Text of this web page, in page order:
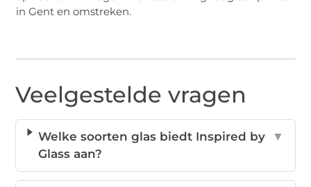
in Gent en omstreken.
Veelgestelde vragen
Welke soorten glas biedt Inspired by
Glass aan?
▼